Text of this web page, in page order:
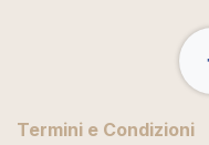
Termini e Condizioni